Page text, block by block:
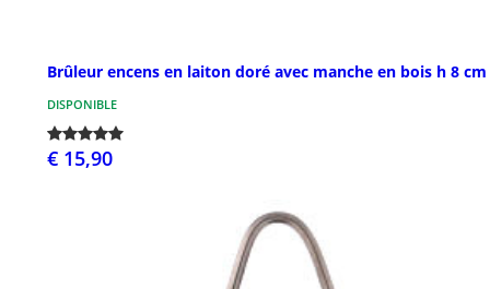
Brûleur encens en laiton doré avec manche en bois h 8 cm
DISPONIBLE
€ 15,90